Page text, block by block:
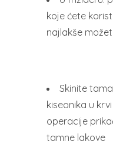
koje ćete
najlakše
Skinite
kiseonika u
operacije
tamne lakove